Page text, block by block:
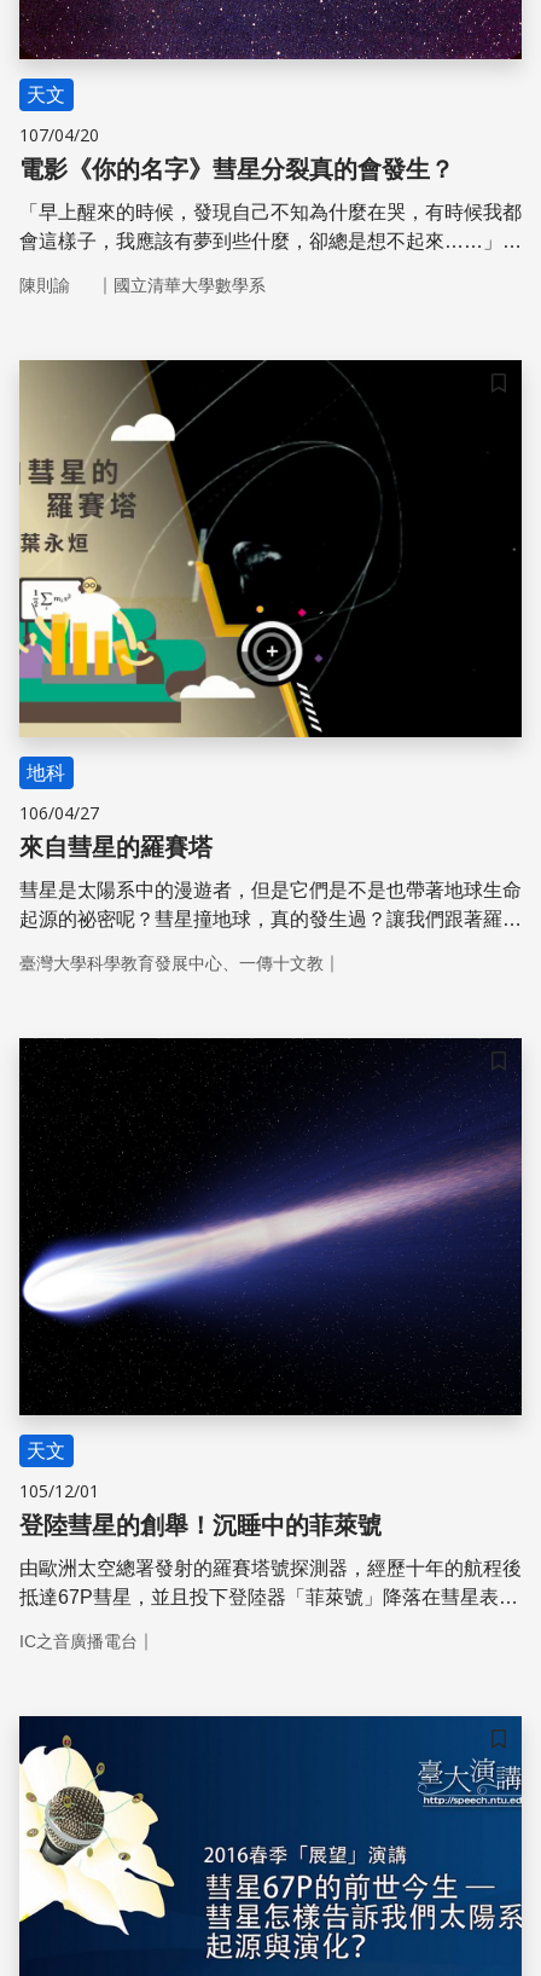
天文
107/04/20
電影《你的名字》彗星分裂真的會發生？
「早上醒來的時候，發現自己不知為什麼在哭，有時候我都
會這樣子，我應該有夢到些什麼，卻總是想不起來……」還
開場白，男女主角的戀情被殘酷的彗星分裂捉弄，展開一段
來談談有關彗星的事情。
陳則諭 ｜ 國立清華大學數學系
儲存
地科
106/04/27
來自彗星的羅賽塔
彗星是太陽系中的漫遊者，但是它們是不是也帶著地球生命
起源的祕密呢？彗星撞地球，真的發生過？讓我們跟著羅賽
近距離與彗星面對面，一探究竟。
臺灣大學科學教育發展中心、一傳十文教 ｜
儲存
天文
105/12/01
登陸彗星的創舉！沉睡中的菲萊號
由歐洲太空總署發射的羅賽塔號探測器，經歷十年的航程後
抵達67P彗星，並且投下登陸器「菲萊號」降落在彗星表
IC之音廣播電台 ｜
儲存